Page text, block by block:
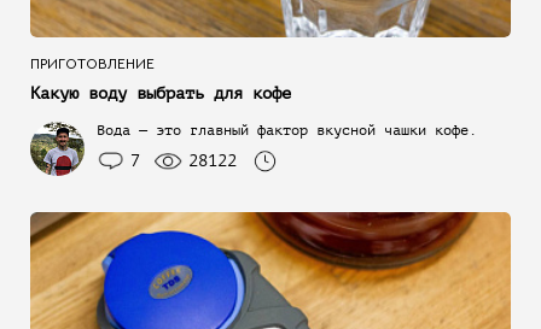
ПРИГОТОВЛЕНИЕ
Какую воду выбрать для кофе
Вода — это главный фактор вкусной чашки кофе.
7 28122